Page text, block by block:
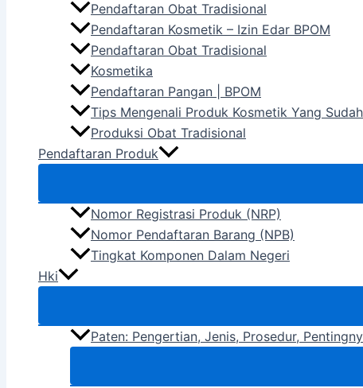
Pendaftaran Obat Tradisional
Pendaftaran Kosmetik – Izin Edar BPOM
Pendaftaran Obat Tradisional
Kosmetika
Pendaftaran Pangan | BPOM
Tips Mengenali Produk Kosmetik Yang
Produksi Obat Tradisional
Pendaftaran Produk
Nomor Registrasi Produk (NRP)
Nomor Pendaftaran Barang (NPB)
Tingkat Komponen Dalam Negeri
Hki
Paten: Pengertian, Jenis, Prosedur,